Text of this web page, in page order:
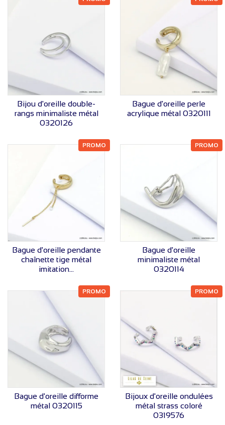
VOIR LE PRIX
Bijou d'oreille double-
rangs minimaliste métal
0320126
VOIR LE PRIX
Bague d'oreille perle
acrylique métal 0320111
VOIR LE PRIX
Bague d'oreille pendante
chaînette tige métal
imitation...
PROMO
VOIR LE PRIX
Bague d'oreille
minimaliste métal
0320114
PROMO
VOIR LE PRIX
Bague d'oreille difforme
métal 0320115
PROMO
VOIR LE PRIX
Bijoux d'oreille ondulées
métal strass coloré
0319576
PROMO